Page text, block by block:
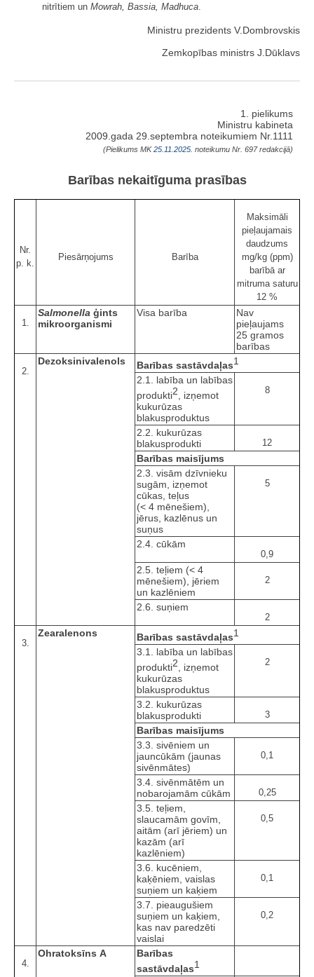
nitrītiem un Mowrah, Bassia, Madhuca
Ministru prezidents V.Dombrovskis
Zemkopības ministrs J.Dūklavs
1. pielikums
Ministru kabineta
2009.gada 29.septembra noteikumiem Nr.1111
(Pielikums MK25.11.2025. noteikumu Nr. 697 redakcijā)
Barības nekaitīguma prasības
Nr.
p. k.
Piesārņojums Barība
Maksimāli
pieļaujamais
daudzums
mg/kg (ppm)
barībā ar
mitruma saturu
12 %
1.
Salmonella ģints
mikroorganismi
Visa barība
Nav
pieļaujams
25 gramos
barības
2.
Dezoksinivalenols Barības sastāvdaļas1
2.1. labība un labības
produkti2 , izņemot
kukurūzas
blakusproduktus
8
2.2. kukurūzas
blakusprodukti
12
Barības maisījums
2.3. visām dzīvnieku
sugām, izņemot
cūkas, teļus
(< 4 mēnešiem),
jērus, kazlēnus un
suņus
5
2.4. cūkām
0,9
2.5. teļiem (< 4
mēnešiem), jēriem
un kazlēniem
2
2.6. suņiem
2
3.
Zearalenons Barības sastāvdaļas1
3.1. labība un labības
produkti2 , izņemot
kukurūzas
blakusproduktus
2
3.2. kukurūzas
blakusprodukti
3
Barības maisījums
3.3. sivēniem un
jauncūkām (jaunas
sivēnmātes)
0,1
3.4. sivēnmātēm un
nobarojamām cūkām
0,25
3.5. teļiem,
slaucamām govīm,
aitām (arī jēriem) un
kazām (arī
kazlēniem)
0,5
3.6. kucēniem,
kaķēniem, vaislas
suņiem un kaķiem
0,1
3.7. pieaugušiem
suņiem un kaķiem,
kas nav paredzēti
vaislai
0,2
4.
Ohratoksīns A
Barības
sastāvdaļas1